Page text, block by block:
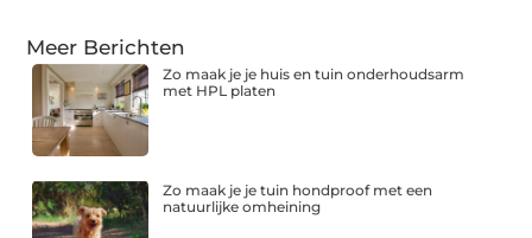
Meer Berichten
Zo maak je je huis en tuin onderhoudsarm
met HPL platen
Zo maak je je tuin hondproof met een
natuurlijke omheining